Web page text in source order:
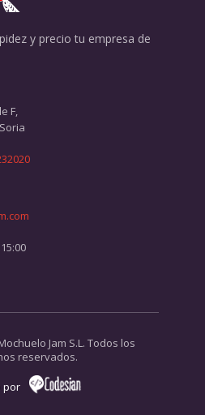
y precio tu empresa de
F,
Jam S.L. Todos los
reservados.
por